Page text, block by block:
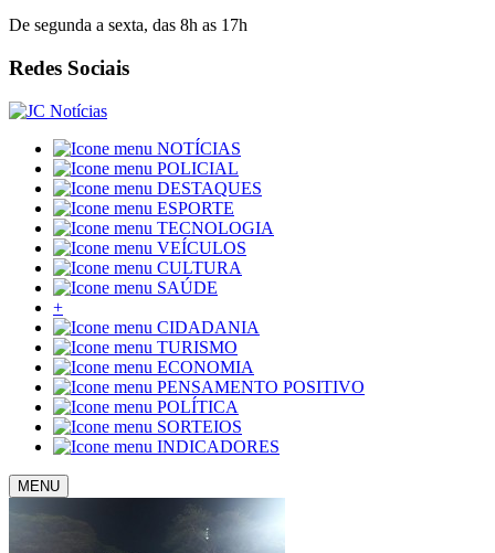
De segunda a sexta, das 8h as 17h
Redes Sociais
NOTÍCIAS
POLICIAL
DESTAQUES
ESPORTE
TECNOLOGIA
VEÍCULOS
CULTURA
SAÚDE
+
CIDADANIA
TURISMO
ECONOMIA
PENSAMENTO POSITIVO
POLÍTICA
SORTEIOS
INDICADORES
MENU